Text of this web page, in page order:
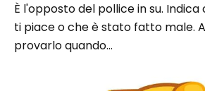
È l'opposto del pollice in su.
ti piace o che è stato fatto male.
provarlo quando...